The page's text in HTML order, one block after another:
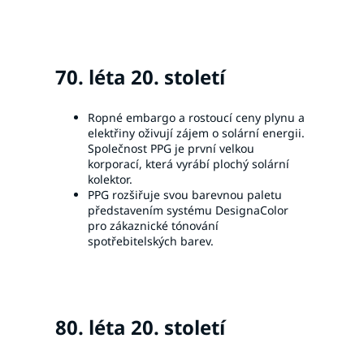
70. léta 20. století
Ropné embargo a rostoucí ceny plynu a
elektřiny oživují zájem o solární energii.
Společnost PPG je první velkou
korporací, která vyrábí plochý solární
kolektor.
PPG rozšiřuje svou barevnou paletu
představením systému DesignaColor
pro zákaznické tónování
spotřebitelských barev.
80. léta 20. století